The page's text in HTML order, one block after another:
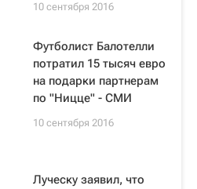
10 сентября 2016
Футболист Балотелли
потратил 15 тысяч евро
на подарки партнерам
по "Ницце" - СМИ
10 сентября 2016
Луческу заявил, что